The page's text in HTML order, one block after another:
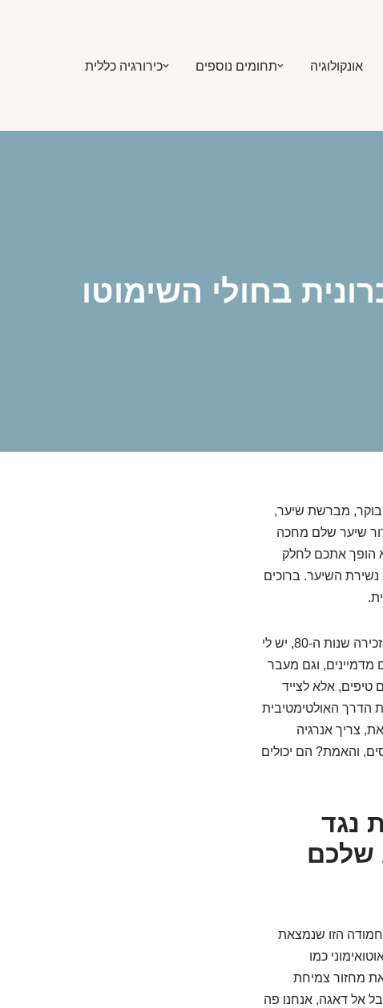
אונקולוגיה תחומים נוספים כירורגיה כללית
בחולי השימוטו
מברשת שיער,
שיער שלם מחכה
הופך אתכם לחלק
השיער. ברוכים
אבל רגע, לפני שאתם ממהרים להזמין פאות או להתנחם בתסרוקת "קארה ישר" שמזכירה שנות ה-80, יש לי
וגם מעבר
אלא לצייד
הדרך האולטימטיבית
צריך אנרגיה
והאמת? הם יכולים
נגד
שלכם
הזו שנמצאת
כמו
מחזור צמיחת
אל דאגה, אנחנו פה